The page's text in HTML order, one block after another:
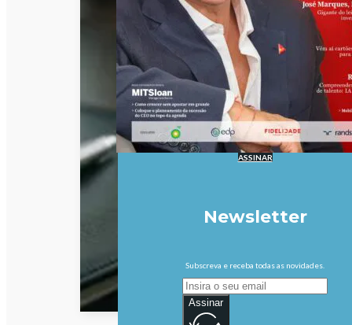
ASSINAR
Newsletter
Subscreva e receba todas as novidades.
Assinar